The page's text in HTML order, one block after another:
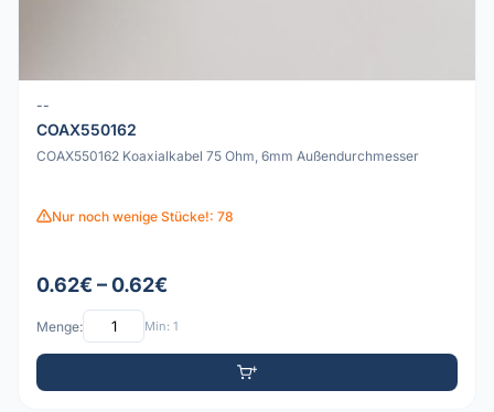
--
COAX550162
COAX550162 Koaxialkabel 75 Ohm, 6mm Außendurchmesser
Nur noch wenige Stücke!: 78
0.62€ – 0.62€
Menge: Min: 1